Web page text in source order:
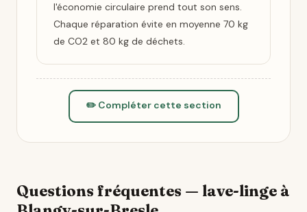
l'économie circulaire prend tout son sens.
Chaque réparation évite en moyenne 70 kg
de CO2 et 80 kg de déchets.
✏️ Compléter cette section
Questions fréquentes — lave-linge à